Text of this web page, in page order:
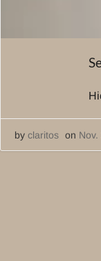
by claritos on Nov.